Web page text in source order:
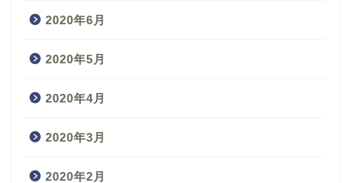
2020年6月
2020年5月
2020年4月
2020年3月
2020年2月